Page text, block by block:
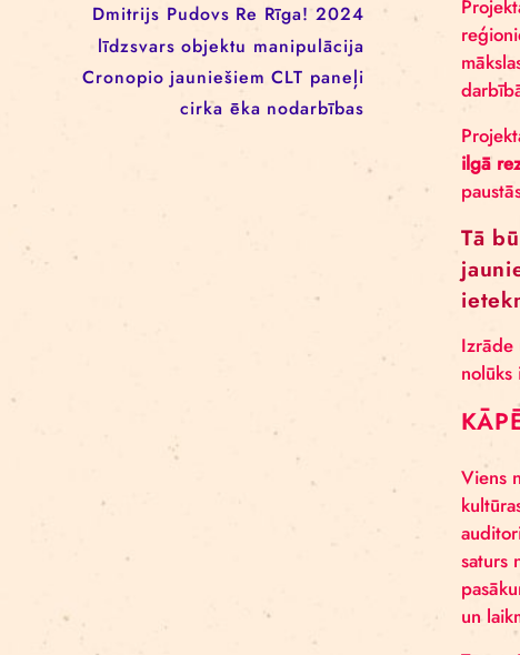
rīgascirkānotiek Maija Sukute
Baltic Circus on the Road
beta circus BNCN kupols
NRJA
objektu manipulācija
cirka ēka